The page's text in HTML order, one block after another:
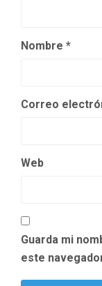
Nombre *
Correo
Web
Guarda mi
este